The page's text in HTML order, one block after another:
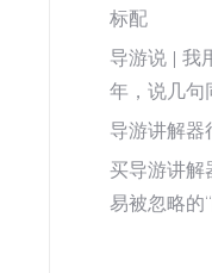
标配
导游说 | 我
年，说几句
导游讲解
买导游讲
易被忽略的